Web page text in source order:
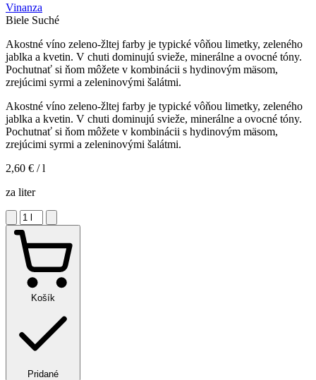
Vinanza
Biele Suché
Akostné víno zeleno-žltej farby je typické vôňou limetky, zeleného
jablka a kvetin. V chuti dominujú svieže, minerálne a ovocné tóny.
Pochutnať si ňom môžete v kombinácii s hydinovým mäsom,
zrejúcimi syrmi a zeleninovými šalátmi.
Akostné víno zeleno-žltej farby je typické vôňou limetky, zeleného
jablka a kvetin. V chuti dominujú svieže, minerálne a ovocné tóny.
Pochutnať si ňom môžete v kombinácii s hydinovým mäsom,
zrejúcimi syrmi a zeleninovými šalátmi.
2,60 € / l
za liter
Košík
Pridané